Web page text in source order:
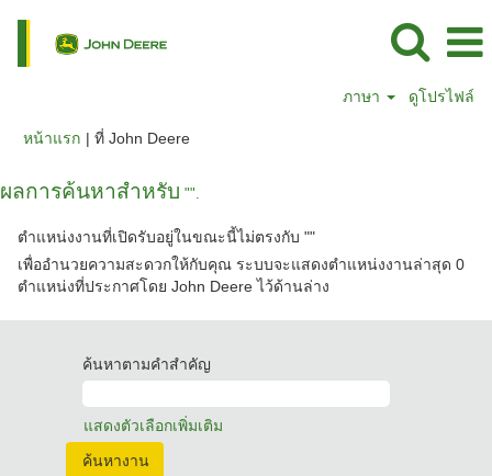
ภาษา ดูโปรไฟล์
หน้าแรก | ที่ John Deere(หน้า
ผลการค้นหาสำหรับ "".
ตำแหน่งงานที่เปิดรับอยู่ในขณะนี้ไม่ตรงกับ ""
เพื่ออำนวยความสะดวกให้กับคุณ ระบบจะแสดงตำแหน่งงานล่าสุด 0
ตำแหน่งที่ประกาศโดย John Deere ไว้ด้านล่าง
ค้นหาตามคำสำคัญ
แสดงตัวเลือกเพิ่มเติม